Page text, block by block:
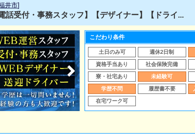
井市]
話受付・事務スタッフ】【デザイナー】【ドライ...
こだわり条件
土日のみ可 週休2日制
資格手当あり 社会保険完備
寮・社宅あり 未経験可
学歴不問 履歴書不要
在宅ワーク可